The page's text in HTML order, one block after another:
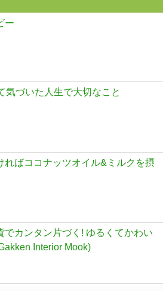
ー
気づいた人生で大切なこと
ればココナッツオイル&ミルクを摂
でカンタン片づく! ゆるくてかわい
Interior Mook)